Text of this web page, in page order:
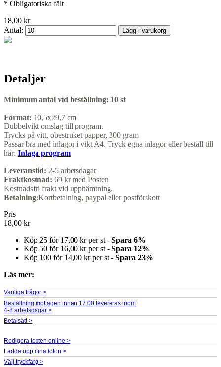
* Obligatoriska fält
18,00 kr
Antal:
Lägg i varukorg
Detaljer
Minimum antal vid beställning: 10 st
Format: 10,5x29,7 cm
Dubbelvikt omslag till program.
Trycks på vitt, obestruket papper, 300 gram
Passar bra med inlagor i vikt A4. Tryck egna inlagor eller beställ till
här: Inlaga program
Leveranstid: 2-5 arbetsdagar
Fraktkostnad: 69 kr med Posten
Kostnadsfri frakt vid upphämtning.
Betalning:Kortbetalning, paypal eller postförskott
Pris
18,00 kr
Köp 25 för 17,00 krper st - Spara 6%
Köp 50 för 16,00 krper st - Spara 12%
Köp 100 för 14,00 krper st - Spara 23%
Läs mer:
Vanliga frågor >
Beställning mottagen innan 17.00 levereras inom
4-8 arbetsdagar >
Betalsätt >
Redigera texten online >
Ladda upp dina foton >
Välj tryckfärg >